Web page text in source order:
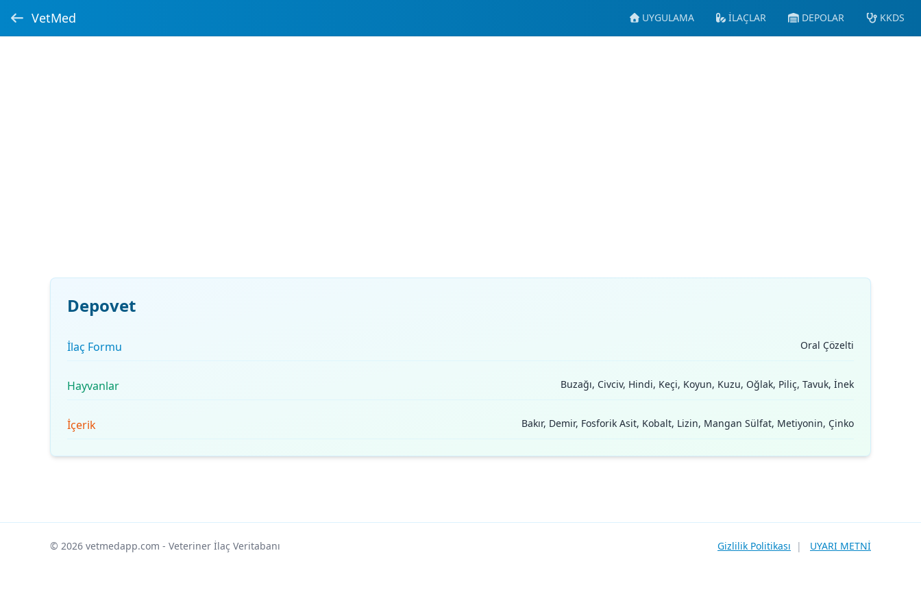
VetMed UYGULAMA İLAÇLAR DEPOLAR KKDS
Depovet
İlaç Formu Oral Çözelti
Hayvanlar Buzağı, Civciv, Hindi, Keçi, Koyun, Kuzu, Oğlak, Piliç, Tavuk, İnek
İçerik Bakır, Demir, Fosforik Asit, Kobalt, Lizin, Mangan Sülfat, Metiyonin, Çinko
© 2026 vetmedapp.com - Veteriner İlaç Veritabanı Gizlilik Politikası | UYARI METNİ